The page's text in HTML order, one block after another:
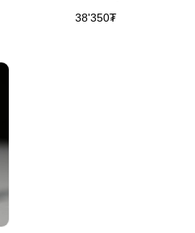
38'350₮